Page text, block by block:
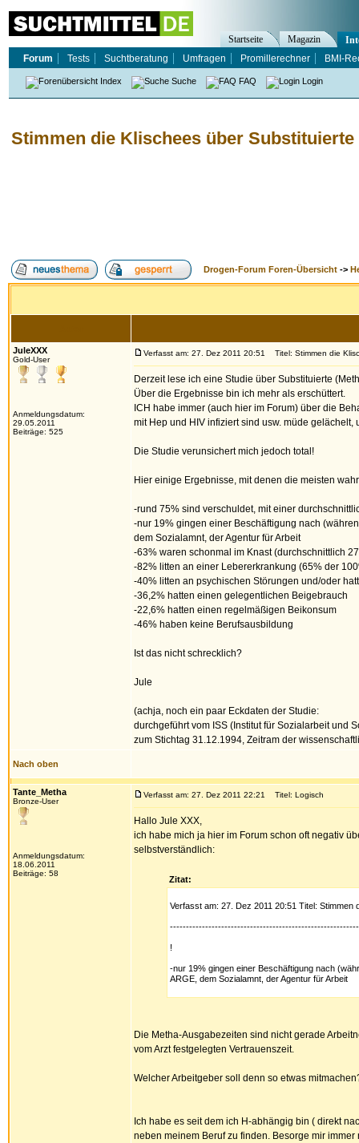
Stimmen die Klischees über Substituierte
Drogen-Forum Foren-Übersicht ->
JuleXXX
Gold-User
Anmeldungsdatum:
29.05.2011
Beiträge: 525
Verfasst am: 27. Dez 2011 20:51 Titel: Stimmen die
Derzeit lese ich eine Studie über Substituierte
Über die Ergebnisse bin ich mehr als erschüttert.
ICH habe immer (auch hier im Forum) über die
mit Hep und HIV infiziert sind usw. müde
Die Studie verunsichert mich jedoch total!
Hier einige Ergebnisse, mit denen die meisten
-rund 75% sind verschuldet, mit einer
-nur 19% gingen einer Beschäftigung nach
dem Sozialamnt, der Agentur für Arbeit
-63% waren schonmal im Knast (durchschnittlich
-82% litten an einer Lebererkrankung (65% der
-40% litten an psychischen Störungen und/oder
-36,2% hatten einen gelegentlichen Beigebrauch
-22,6% hatten einen regelmäßigen Beikonsum
-46% haben keine Berufsausbildung
Ist das nicht schrecklich?
Jule
(achja, noch ein paar Eckdaten der Studie:
durchgeführt vom ISS (Institut für Sozialarbeit und
zum Stichtag 31.12.1994, Zeitram der
Nach oben
Tante_Metha
Bronze-User
Anmeldungsdatum:
18.06.2011
Beiträge: 58
Verfasst am: 27. Dez 2011 22:21 Titel: Logisch
Hallo Jule XXX,
ich habe mich ja hier im Forum schon oft negativ
selbstverständlich:
Zitat:
Verfasst am: 27. Dez 2011 20:51 Titel:
!
-nur 19% gingen einer Beschäftigung nach
ARGE, dem Sozialamnt, der Agentur für Arbeit
Die Metha-Ausgabezeiten sind nicht gerade
vom Arzt festgelegten Vertrauenszeit.
Welcher Arbeitgeber soll denn so etwas
Ich habe es seit dem ich H-abhängig bin ( direkt
neben meinem Beruf zu finden. Besorge mir
Startseite Magazin
Forum
Tests Suchtberatung Umfragen Promillerechner BMI-
Index Suche FAQ Login